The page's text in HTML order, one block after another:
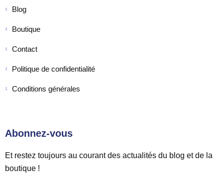
Blog
Boutique
Contact
Politique de confidentialité
Conditions générales
Abonnez-vous
Et restez toujours au courant des actualités du blog et de la
boutique !